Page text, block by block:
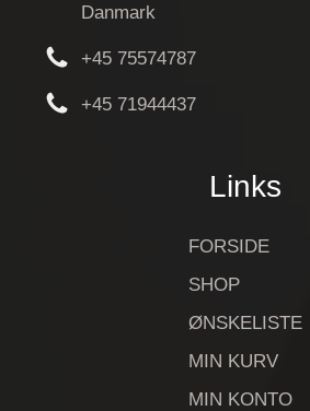
Danmark
+45 75574787
+45 71944437
Links
FORSIDE
SHOP
ØNSKELISTE
MIN KURV
MIN KONTO